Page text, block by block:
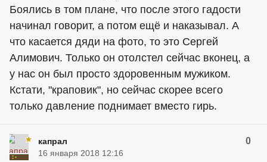
Боялись в том плане, что после этого гадости
начинал говорит, а потом ещё и наказывал. А
что касается дяди на фото, то это Сергей
Алимович. Только он отолстел сейчас вконец, а
у нас он был просто здоровенным мужиком.
Кстати, "краповик", но сейчас скорее всего
только давление поднимает вместо гирь.
капрал 0
16 января 2018 12:16